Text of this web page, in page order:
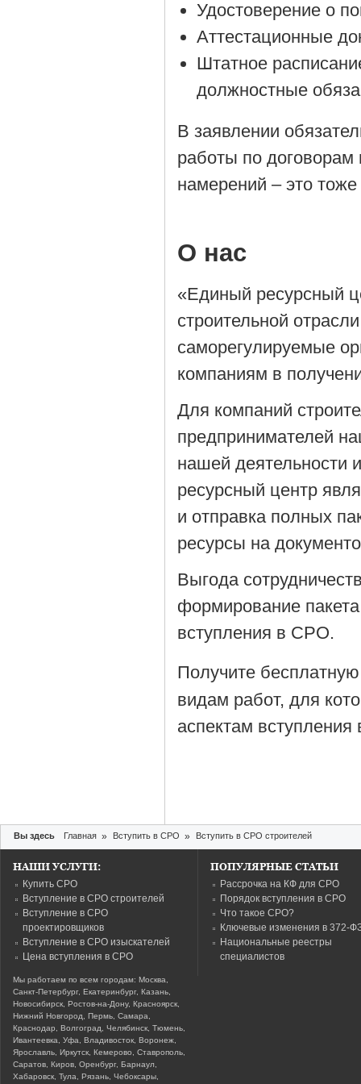
Удостоверение о
Аттестационные
Штатное
должностные
В заявлении
работы по договорам
намерений – это
О нас
«Единый ресурсный
строительной
саморегулируемые
компаниям в
Для компаний
предпринимателей
нашей деятельности
ресурсный центр
и отправка полных
ресурсы на
Выгода
формирование
вступления в СРО.
Получите
видам работ, для
аспектам
Вы здесь Главная » Вступить в СРО » Вступить в СРО строителей
НАШИ УСЛУГИ:
Купить СРО
Вступление в СРО строителей
Вступление в СРО
проектировщиков
Вступление в СРО изыскателей
Цена вступления в СРО
Мы работаем по всем городам: Москва,
Санкт-Петербург, Екатеринбург, Казань,
Новосибирск, Ростов-на-Дону, Красноярск,
Нижний Новгород, Пермь, Самара,
Краснодар, Волгоград, Челябинск, Тюмень,
Ивантеевка, Уфа, Владивосток, Воронеж,
Ярославль, Иркутск, Кемерово, Ставрополь,
Саратов, Киров, Оренбург, Барнаул,
Хабаровск, Тула, Рязань, Чебоксары,
ПОПУЛЯРНЫЕ СТАТЬИ
Рассрочка на КФ для СРО
Порядок вступления в СРО
Что такое СРО?
Ключевые изменения в 372-
Национальные реестры
специалистов